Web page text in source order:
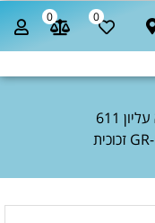
0
0
/ מקרר מקפיא עליון 611
ליטר Toshiba דגם GR-RT835WE-PGL(XK) זכוכית